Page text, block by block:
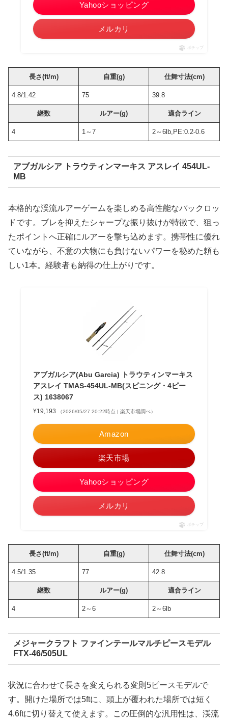
Yahooショッピング
メルカリ
ポチップ
長さ(ft/m) 自重(g) 仕舞寸法(cm)
4.8/1.42 75 39.8
継数 ルアー(g) 適合ライン
4 1～7 2～6lb,PE:0.2-0.6
アブガルシア トラウティンマーキス アスレイ 454UL-
MB
本格的な渓流ルアーゲームを楽しめる高性能なパックロッ
ドです。ブレを抑えたシャープな振り抜けが特徴で、狙っ
たポイントへ正確にルアーを撃ち込めます。携帯性に優れ
ていながら、不意の大物にも負けないパワーを秘めた頼も
しい1本。経験者も納得の仕上がりです。
アブガルシア(Abu Garcia) トラウティンマーキス
アスレイ TMAS-454UL-MB(スピニング・4ピー
ス) 1638067
¥19,193 （2026/05/27 20:22時点 | 楽天市場調べ）
Amazon
楽天市場
Yahooショッピング
メルカリ
ポチップ
長さ(ft/m) 自重(g) 仕舞寸法(cm)
4.5/1.35 77 42.8
継数 ルアー(g) 適合ライン
4 2～6 2～6lb
メジャークラフト ファインテールマルチピースモデル
FTX-46/505UL
状況に合わせて長さを変えられる変則5ピースモデルで
す。開けた場所では5ftに、頭上が覆われた場所では短く
4.6ftに切り替えて使えます。この圧倒的な汎用性は、渓流